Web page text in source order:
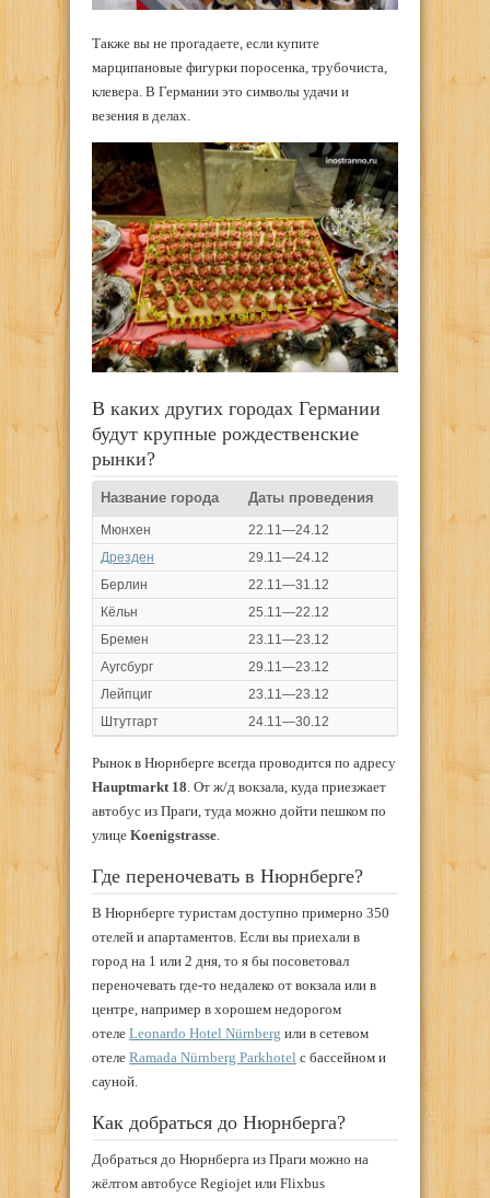
Также вы не прогадаете, если купите
марципановые фигурки поросенка, трубочиста,
клевера. В Германии это символы удачи и
везения в делах.
В каких других городах Германии
будут крупные рождественские
рынки?
Название города Даты проведения
Мюнхен 22.11—24.12
Дрезден
29.11—24.12
Берлин
22.11—31.12
Кёльн
25.11—22.12
Бремен
23.11—23.12
Аугсбург
29.11—23.12
Лейпциг
23.11—23.12
Штутгарт
24.11—30.12
Рынок в Нюрнберге всегда проводится по адресу
Hauptmarkt 18. От ж/д вокзала, куда приезжает
автобус из Праги, туда можно дойти пешком по
улице Koenigstrasse.
Где переночевать в Нюрнберге?
В Нюрнберге туристам доступно примерно 350
отелей и апартаментов. Если вы приехали в
город на 1 или 2 дня, то я бы посоветовал
переночевать где-то недалеко от вокзала или в
центре, например в хорошем недорогом
отеле Leonardo Hotel Nürnberg или в сетевом
отеле Ramada Nürnberg Parkhotel с бассейном и
сауной.
Как добраться до Нюрнберга?
Добраться до Нюрнберга из Праги можно на
жёлтом автобусе Regiojet или Flixbus